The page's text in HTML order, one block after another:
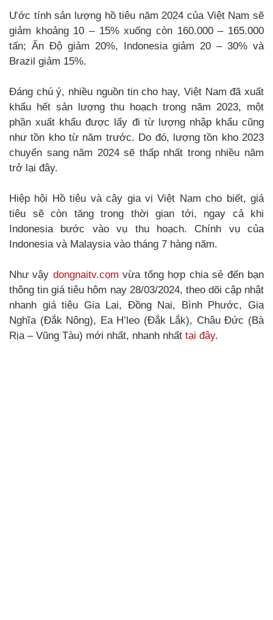
Ước tính sản lượng hồ tiêu năm 2024 của Việt Nam sẽ
giảm khoảng 10 – 15% xuống còn 160.000 – 165.000
tấn; Ấn Độ giảm 20%, Indonesia giảm 20 – 30% và
Brazil giảm 15%.
Đáng chú ý, nhiều nguồn tin cho hay, Việt Nam đã xuất
khẩu hết sản lượng thu hoạch trong năm 2023, một
phần xuất khẩu được lấy đi từ lượng nhập khẩu cũng
như tồn kho từ năm trước. Do đó, lượng tồn kho 2023
chuyển sang năm 2024 sẽ thấp nhất trong nhiều năm
trở lại đây.
Hiệp hội Hồ tiêu và cây gia vị Việt Nam cho biết, giá
tiêu sẽ còn tăng trong thời gian tới, ngay cả khi
Indonesia bước vào vụ thu hoạch. Chính vụ của
Indonesia và Malaysia vào tháng 7 hàng năm.
Như vậy dongnaitv.com vừa tổng hợp chia sẻ đến bạn
thông tin giá tiêu hôm nay 28/03/2024, theo dõi cập nhật
nhanh giá tiêu Gia Lai, Đồng Nai, Bình Phước, Gia
Nghĩa (Đắk Nông), Ea H’leo (Đắk Lắk), Châu Đức (Bà
Rịa – Vũng Tàu) mới nhất, nhanh nhất tại đây.